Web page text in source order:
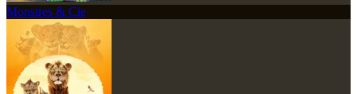
Monstres & Cie